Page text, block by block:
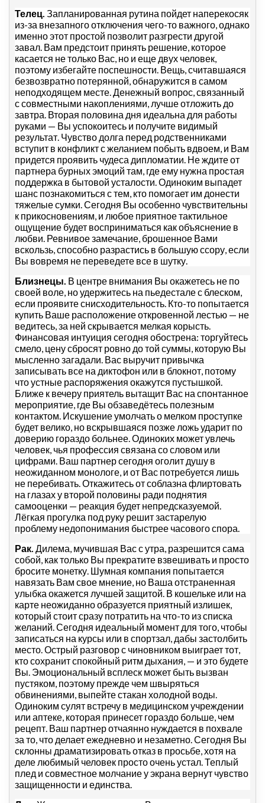
Телец. Запланированная рутина пойдет наперекосяк
из-за внезапного отключения чего-то важного, однако
именно этот простой позволит разгрести другой
завал. Вам предстоит принять решение, которое
касается не только Вас, но и еще двух человек,
поэтому избегайте поспешности. Вещь, считавшаяся
безвозвратно потерянной, обнаружится в самом
неподходящем месте. Денежный вопрос, связанный
с совместными накоплениями, лучше отложить до
завтра. Вторая половина дня идеальна для работы
руками — Вы успокоитесь и получите видимый
результат. Чувство долга перед родственниками
вступит в конфликт с желанием побыть вдвоем, и Вам
придется проявить чудеса дипломатии. Не ждите от
партнера бурных эмоций там, где ему нужна простая
поддержка в бытовой усталости. Одиноким выпадет
шанс познакомиться с тем, кто помогает им донести
тяжелые сумки. Сегодня Вы особенно чувствительны
к прикосновениям, и любое приятное тактильное
ощущение будет восприниматься как объяснение в
любви. Ревнивое замечание, брошенное Вами
вскользь, способно разрастись в большую ссору, если
Вы вовремя не переведете все в шутку.
Близнецы. В центре внимания Вы окажетесь не по
своей воле, но удержитесь на пьедестале с блеском,
если проявите снисходительность. Кто-то попытается
купить Ваше расположение откровенной лестью — не
ведитесь, за ней скрывается мелкая корысть.
Финансовая интуиция сегодня обострена: торгуйтесь
смело, цену сбросят ровно до той суммы, которую Вы
мысленно загадали. Вас выручит привычка
записывать все на диктофон или в блокнот, потому
что устные распоряжения окажутся пустышкой.
Ближе к вечеру приятель вытащит Вас на спонтанное
мероприятие, где Вы обзаведётесь полезным
контактом. Искушение умолчать о мелком проступке
будет велико, но вскрывшаяся позже ложь ударит по
доверию гораздо больнее. Одиноких может увлечь
человек, чья профессия связана со словом или
цифрами. Ваш партнер сегодня оголит душу в
неожиданном монологе, и от Вас потребуется лишь
не перебивать. Откажитесь от соблазна флиртовать
на глазах у второй половины ради поднятия
самооценки — реакция будет непредсказуемой.
Лёгкая прогулка под руку решит застарелую
проблему недопонимания быстрее часового спора.
Рак. Дилема, мучившая Вас с утра, разрешится сама
собой, как только Вы прекратите взвешивать и просто
бросите монетку. Шумная компания попытается
навязать Вам свое мнение, но Ваша отстраненная
улыбка окажется лучшей защитой. В кошельке или на
карте неожиданно образуется приятный излишек,
который стоит сразу потратить на что-то из списка
желаний. Сегодня идеальный момент для того, чтобы
записаться на курсы или в спортзал, дабы застолбить
место. Острый разговор с чиновником выиграет тот,
кто сохранит спокойный ритм дыхания, — и это будете
Вы. Эмоциональный всплеск может быть вызван
пустяком, поэтому прежде чем швыряться
обвинениями, выпейте стакан холодной воды.
Одиноким сулят встречу в медицинском учреждении
или аптеке, которая принесет гораздо больше, чем
рецепт. Ваш партнер отчаянно нуждается в похвале
за то, что делает ежедневно и незаметно. Сегодня Вы
склонны драматизировать отказ в просьбе, хотя на
деле любимый человек просто очень устал. Теплый
плед и совместное молчание у экрана вернут чувство
защищенности и единства.